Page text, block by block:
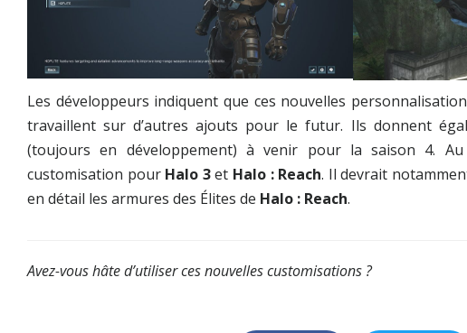
Les développeurs indiquent que ces nouvelles
travaillent sur d’autres ajouts pour le futur. Ils donnent
(toujours en développement) à venir pour la saison 4. Au
customisation pour Halo 3et Halo : Reach. Il devrait
en détail les armures des Élites de Halo : Reach.
Avez-vous hâte d’utiliser ces nouvelles customisations ?